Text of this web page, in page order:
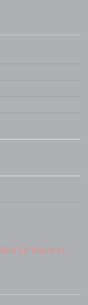
Le havre et